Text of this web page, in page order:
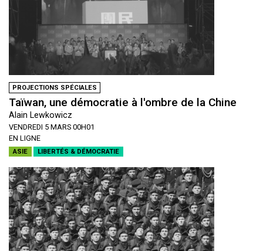
PROJECTIONS SPÉCIALES
Taïwan, une démocratie à l'ombre de la Chine
Alain Lewkowicz
VENDREDI 5 MARS 00H01
EN LIGNE
ASIE LIBERTÉS & DÉMOCRATIE